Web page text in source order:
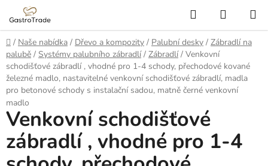
obsah
Hledat
KOŠÍK
Domů
/ Naše nabídka / Dřevo a kompozity / Palubní desky / Zábradlí na
palubě / Systémy palubního zábradlí / Zábradlí / Venkovní
schodišťové zábradlí , vhodné pro 1-4 schody, přechodové kované
železné madlo, nastavitelné venkovní schodišťové zábradlí, madla
pro betonové schody s instalační sadou, matně černé venkovní
madlo
Venkovní schodišťové
zábradlí , vhodné pro 1-4